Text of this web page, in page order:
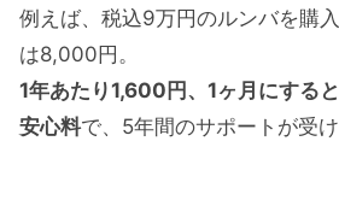
例えば、税込9万円のルンバを購
は8,000円。
1年あたり1,600円、1ヶ月にする
安心料で、5年間のサポートが受け